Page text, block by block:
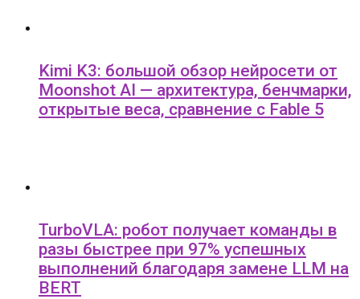
Kimi K3: большой обзор нейросети от
Moonshot AI — архитектура, бенчмарки,
открытые веса, сравнение с Fable 5
TurboVLA: робот получает команды в
разы быстрее при 97% успешных
выполнений благодаря замене LLM на
BERT